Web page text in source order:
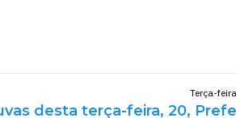
Terça-
desta terça-feira, 20,